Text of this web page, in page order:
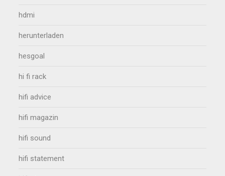
hdmi
herunterladen
hesgoal
hi fi rack
hifi advice
hifi magazin
hifi sound
hifi statement